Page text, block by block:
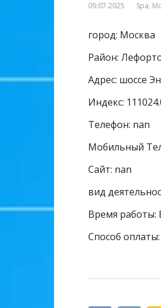
09.07.2025 Spa,
город: Москва
Район:
Адрес: шоссе
Индекс:
Телефон: nan
Мобильный
Сайт: nan
вид
Время работы:
Способ